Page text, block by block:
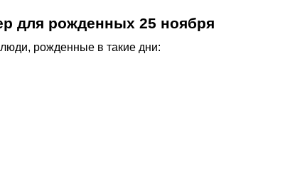
для рожденных 25 ноября
рожденные в такие дни: